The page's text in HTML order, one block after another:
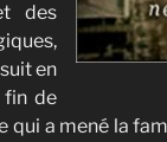
des
en
fin de
qui a mené la